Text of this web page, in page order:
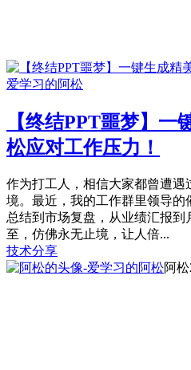
【终结PPT噩梦】一
松应对工作压力！
作为打工人，相信大家都曾遭遇
境。最近，我的工作群里领导
总结到市场复盘，从业绩汇报到
至，仿佛永无止境，让人倍...
技术分享
阿松